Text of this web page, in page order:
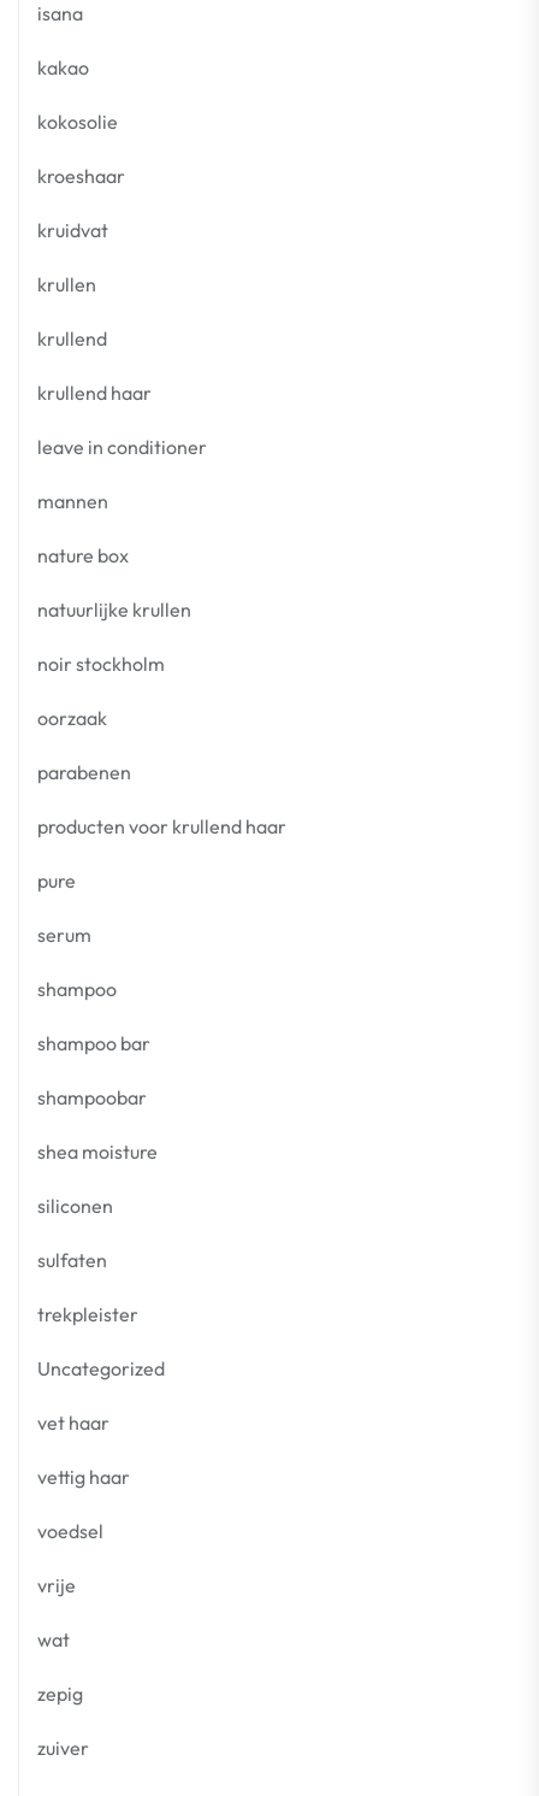
isana
kakao
kokosolie
kroeshaar
kruidvat
krullen
krullend
krullend haar
leave in conditioner
mannen
nature box
natuurlijke krullen
noir stockholm
oorzaak
parabenen
producten voor krullend haar
pure
serum
shampoo
shampoo bar
shampoobar
shea moisture
siliconen
sulfaten
trekpleister
Uncategorized
vet haar
vettig haar
voedsel
vrije
wat
zepig
zuiver